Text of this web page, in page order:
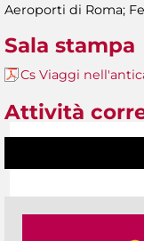
Aeroporti di Roma;
Sala stampa
Cs Viaggi
Attività